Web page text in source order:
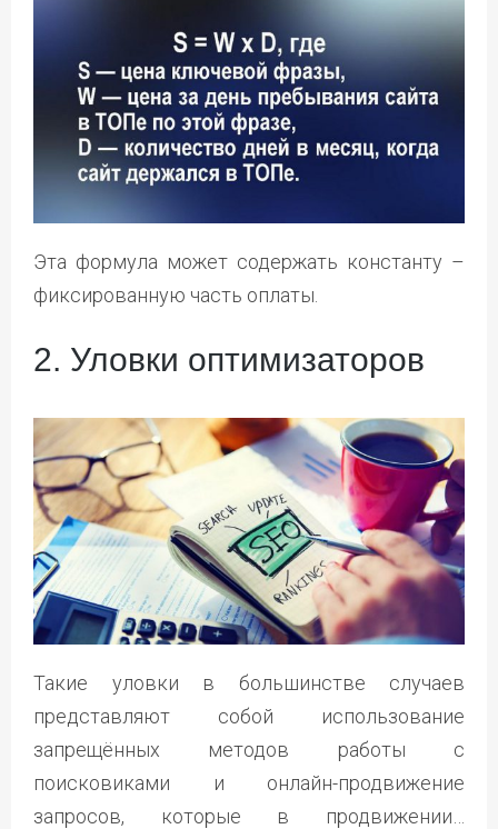
Эта формула может содержать константу –
фиксированную часть оплаты.
2. Уловки оптимизаторов
Такие уловки в большинстве случаев
представляют собой использование
запрещённых методов работы с
поисковиками и онлайн-продвижение
запросов, которые в продвижении…